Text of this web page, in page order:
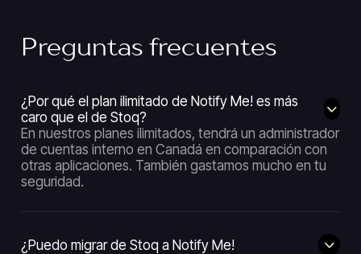
Preguntas frecuentes
¿Por qué el plan ilimitado de Notify Me! es más
caro que el de Stoq?
En nuestros planes ilimitados, tendrá un administrador
de cuentas interno en Canadá en comparación con
otras aplicaciones. También gastamos mucho en tu
seguridad.
¿Puedo migrar de Stoq a Notify Me!